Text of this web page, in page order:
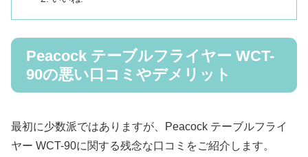
Peacock テーブルフライヤー WCT-
90の悪い口コミやデメリット
最初に少数派ではありますが、Peacock テーブルフライ
ヤー WCT-90に関する残念な口コミをご紹介します。